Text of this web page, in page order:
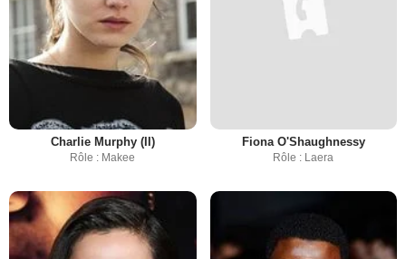
Charlie Murphy (II)
Rôle : Makee
Fiona O'Shaughnessy
Rôle : Laera